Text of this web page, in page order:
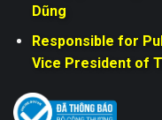
Dũng
Responsible for
Vice President of